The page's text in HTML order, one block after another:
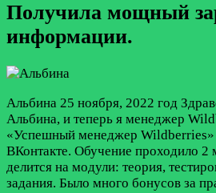
Получила мощный
информации.
Альбина 25 ноября, 2022 год
Альбина, и теперь я менеджер
«Успешный менеджер Wildberries»
ВКонтакте. Обучение проходило 2
делится на модули: теория,
задания. Было много бонусов за